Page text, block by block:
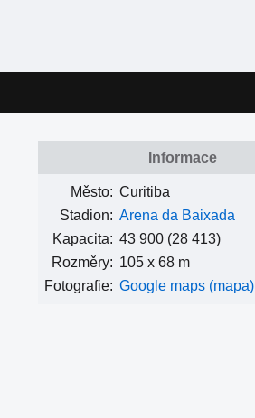
Informace
Město: Curitiba
Stadion: Arena da Baixada
Kapacita: 43 900 (28 413)
Rozměry: 105 x 68 m
Fotografie: Google maps (mapa)